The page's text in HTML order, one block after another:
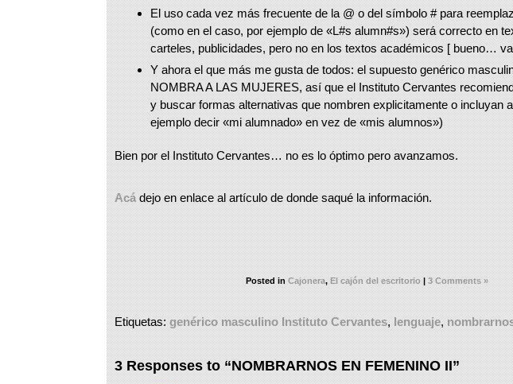
El uso cada vez más frecuente de la @ o del símbolo # para
(como en el caso, por ejemplo de «L#s alumn#s») será correcto en
carteles, publicidades, pero no en los textos académicos [ bueno…
Y ahora el que más me gusta de todos: el supuesto genérico
NOMBRA A LAS MUJERES, así que el Instituto Cervantes
y buscar formas alternativas que nombren explicitamente o incluyan
ejemplo decir «mi alumnado» en vez de «mis alumnos»)
Bien por el Instituto Cervantes… no es lo óptimo pero avanzamos.
Acádejo en enlace al artículo de donde saqué la información.
Posted inCajonera,El cajón del escritorio | 3 Comments »
Etiquetas:genérico masculino Instituto Cervantes,lenguaje,
3 Responses to “NOMBRARNOS EN FEMENINO II”